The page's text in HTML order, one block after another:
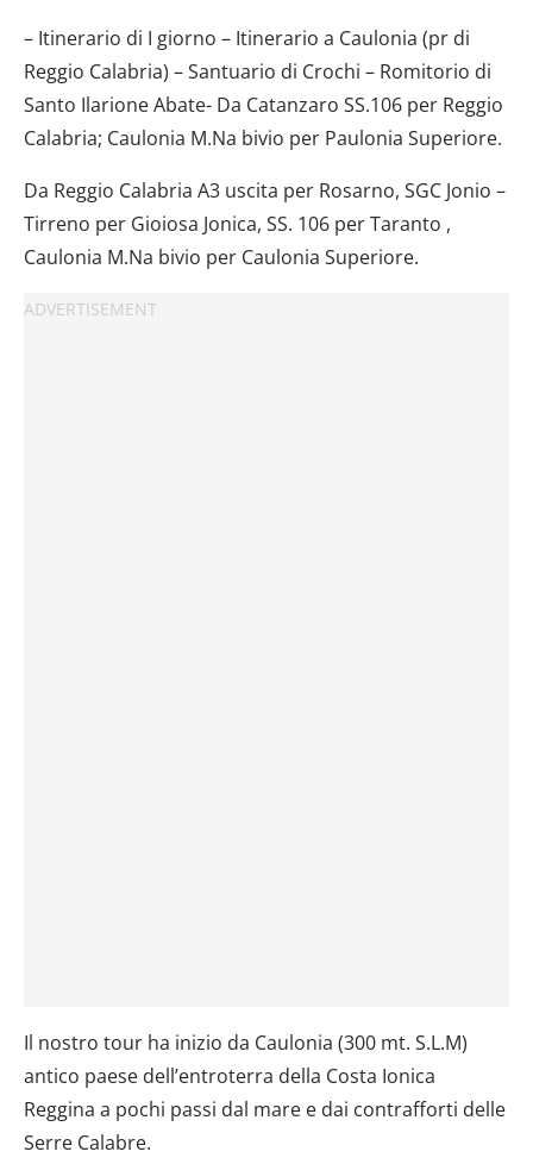
– Itinerario di I giorno – Itinerario a Caulonia (pr di
Reggio Calabria) – Santuario di Crochi – Romitorio di
Santo Ilarione Abate- Da Catanzaro SS.106 per Reggio
Calabria; Caulonia M.Na bivio per Paulonia Superiore.
Da Reggio Calabria A3 uscita per Rosarno, SGC Jonio –
Tirreno per Gioiosa Jonica, SS. 106 per Taranto ,
Caulonia M.Na bivio per Caulonia Superiore.
Il nostro tour ha inizio da Caulonia (300 mt. S.L.M)
antico paese dell’entroterra della Costa Ionica
Reggina a pochi passi dal mare e dai contrafforti delle
Serre Calabre.